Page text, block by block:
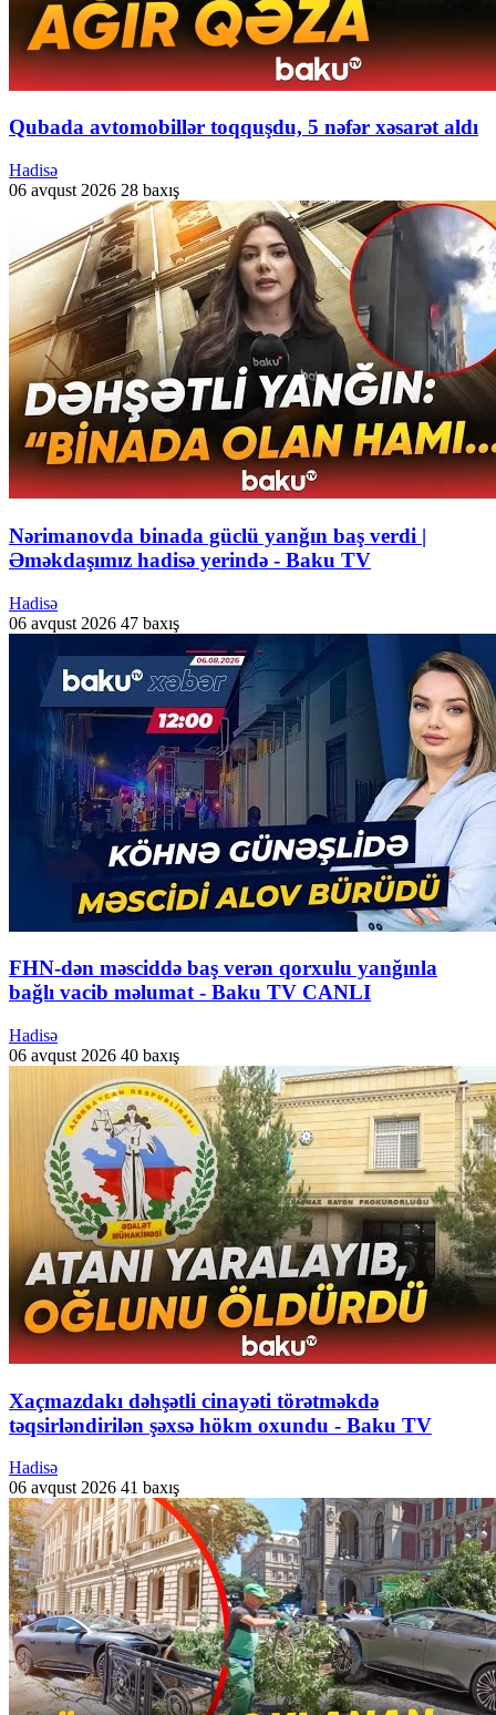
Qubada avtomobillər toqquşdu, 5 nəfər xəsarət aldı
Hadisə
06 avqust 2026 28 baxış
Nərimanovda binada güclü yanğın baş verdi |
Əməkdaşımız hadisə yerində - Baku TV
Hadisə
06 avqust 2026 47 baxış
FHN-dən məsciddə baş verən qorxulu yanğınla
bağlı vacib məlumat - Baku TV CANLI
Hadisə
06 avqust 2026 40 baxış
Xaçmazdakı dəhşətli cinayəti törətməkdə
təqsirləndirilən şəxsə hökm oxundu - Baku TV
Hadisə
06 avqust 2026 41 baxış